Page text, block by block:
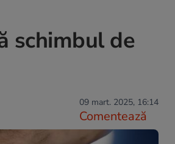
schimbul de
09 mart. 2025, 16:14
Comentează